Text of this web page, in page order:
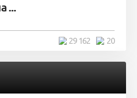
...
20
29 162